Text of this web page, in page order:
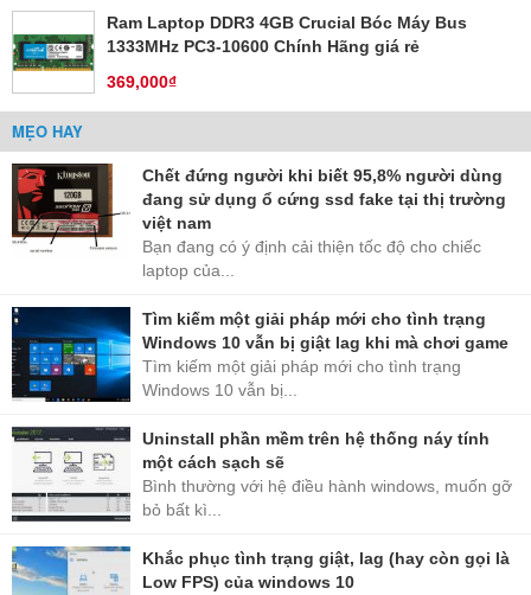
Ram Laptop DDR3 4GB Crucial Bóc Máy Bus
1333MHz PC3-10600 Chính Hãng giá rẻ
369,000₫
MẸO HAY
Chết đứng người khi biết 95,8% người dùng
đang sử dụng ổ cứng ssd fake tại thị trường
việt nam
Bạn đang có ý định cải thiện tốc độ cho chiếc
laptop của...
Tìm kiếm một giải pháp mới cho tình trạng
Windows 10 vẫn bị giật lag khi mà chơi game
Tìm kiếm một giải pháp mới cho tình trạng
Windows 10 vẫn bị...
Uninstall phần mềm trên hệ thống náy tính
một cách sạch sẽ
Bình thường với hệ điều hành windows, muốn gỡ
bỏ bất kì...
Khắc phục tình trạng giật, lag (hay còn gọi là
Low FPS) của windows 10